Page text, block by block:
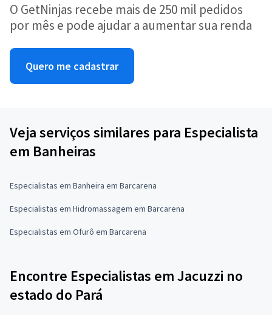
O GetNinjas recebe mais de 250 mil pedidos
por mês e pode ajudar a aumentar sua renda
Quero me cadastrar
Veja serviços similares para Especialista
em Banheiras
Especialistas em Banheira em Barcarena
Especialistas em Hidromassagem em Barcarena
Especialistas em Ofurô em Barcarena
Encontre Especialistas em Jacuzzi no
estado do Pará